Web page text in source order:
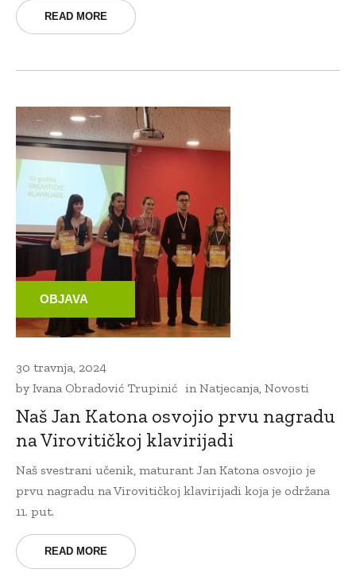
READ MORE
OBJAVA
30 travnja, 2024
by Ivana Obradović Trupinić in Natjecanja Novosti
Naš Jan Katona osvojio prvu nagradu
na Virovitičkoj klavirijadi
Naš svestrani učenik, maturant Jan Katona osvojio je
prvu nagradu na Virovitičkoj klavirijadi koja je održana
11. put.
READ MORE